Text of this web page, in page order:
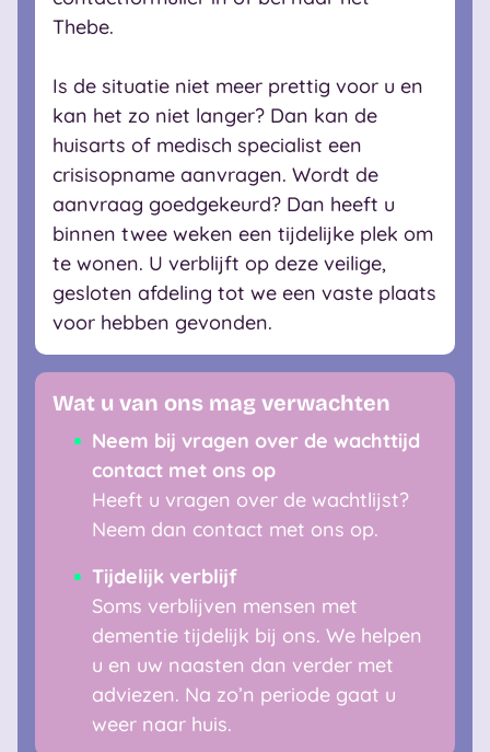
Thebe.
Is de situatie niet meer prettig voor u en
kan het zo niet langer? Dan kan de
huisarts of medisch specialist een
crisisopname aanvragen. Wordt de
aanvraag goedgekeurd? Dan heeft u
binnen twee weken een tijdelijke plek om
te wonen. U verblijft op deze veilige,
gesloten afdeling tot we een vaste plaats
voor hebben gevonden.
Wat u van ons mag verwachten
Neem bij vragen over de wachttijd
contact met ons op
Heeft u vragen over de wachtlijst?
Neem dan contact met ons op.
Tijdelijk verblijf
Soms verblijven mensen met
dementie tijdelijk bij ons. We helpen
u en uw naasten dan verder met
adviezen. Na zo’n periode gaat u
weer naar huis.